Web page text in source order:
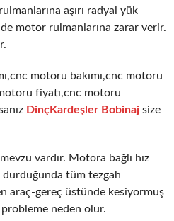
aşırı radyal yük
motor rulmanlarına zarar verir.
motoru bakımı,cnc motoru
fiyatı,cnc motoru
DinçKardeşler Bobinaj size
vardır. Motora bağlı hız
tüm tezgah
araç-gereç üstünde kesiyormuş
neden olur.